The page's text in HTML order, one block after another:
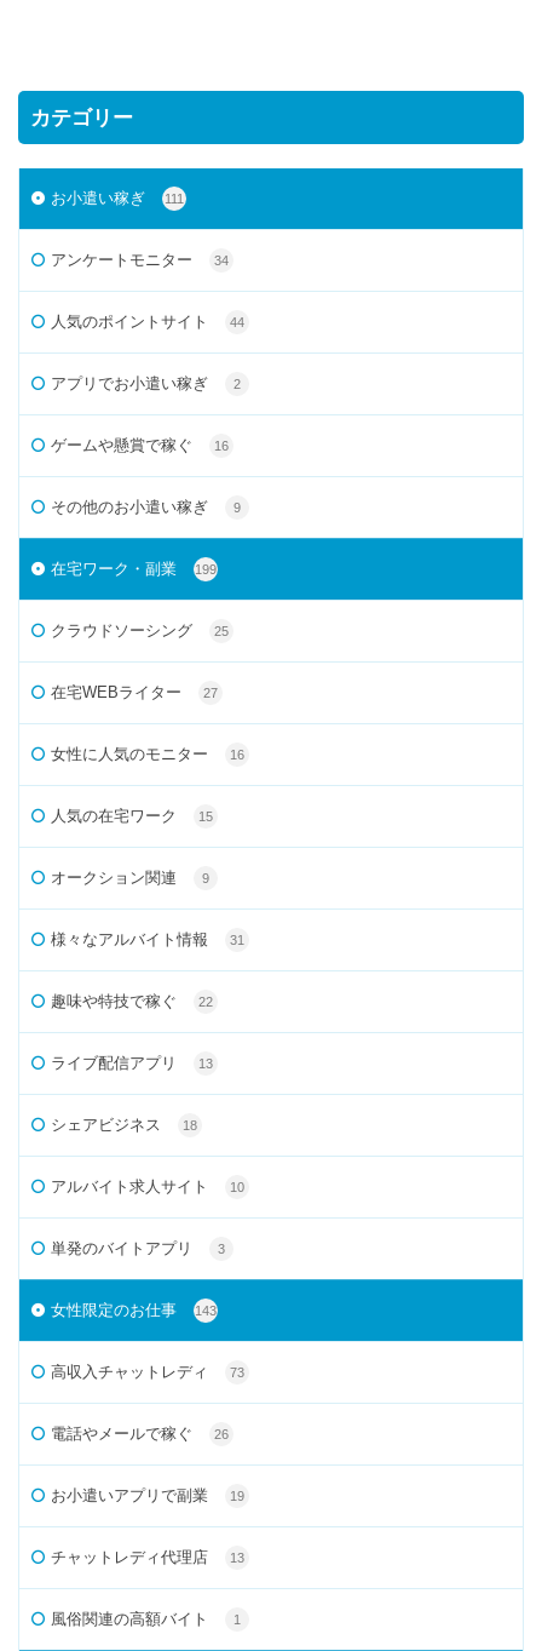
カテゴリー
お小遣い稼ぎ 111
アンケートモニター 34
人気のポイントサイト 44
アプリでお小遣い稼ぎ 2
ゲームや懸賞で稼ぐ 16
その他のお小遣い稼ぎ 9
在宅ワーク・副業 199
クラウドソーシング 25
在宅WEBライター 27
女性に人気のモニター 16
人気の在宅ワーク 15
オークション関連 9
様々なアルバイト情報 31
趣味や特技で稼ぐ 22
ライブ配信アプリ 13
シェアビジネス 18
アルバイト求人サイト 10
単発のバイトアプリ 3
女性限定のお仕事 143
高収入チャットレディ 73
電話やメールで稼ぐ 26
お小遣いアプリで副業 19
チャットレディ代理店 13
風俗関連の高額バイト 1